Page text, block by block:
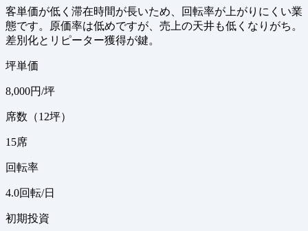
客単価が低く滞在時間が長いため、回転率が上がりにくい業
態です。原価率は低めですが、売上の天井も低くなりがち。
差別化とリピーター獲得が鍵。
坪単価
8,000円/坪
席数（12坪）
15席
回転率
4.0回転/日
初期投資